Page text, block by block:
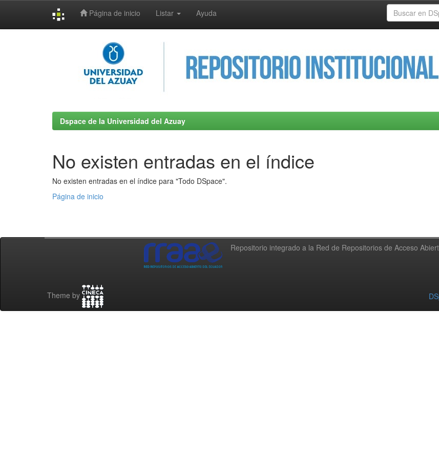
Página de inicio Listar Ayuda
Dspace de la Universidad del Azuay
No existen entradas en el índice
No existen entradas en el índice para "Todo DSpace".
Página de inicio
Repositorio integrado a la Red de Repositorios de Acceso
Theme by